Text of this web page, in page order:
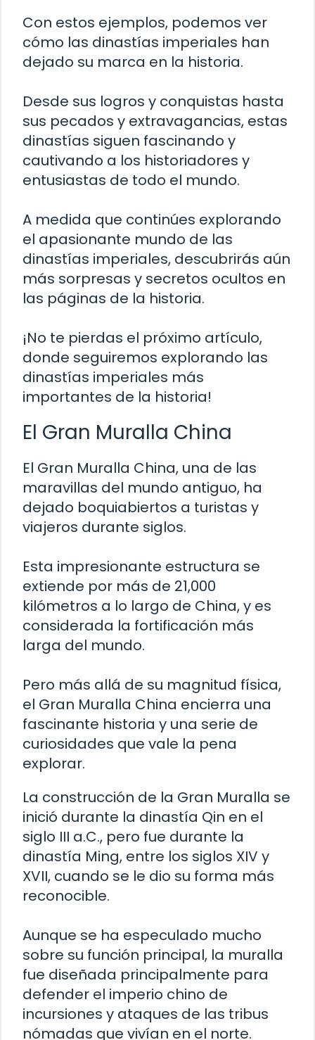
Con estos ejemplos, podemos ver
cómo las dinastías imperiales han
dejado su marca en la historia.
Desde sus logros y conquistas hasta
sus pecados y extravagancias, estas
dinastías siguen fascinando y
cautivando a los historiadores y
entusiastas de todo el mundo.
A medida que continúes explorando
el apasionante mundo de las
dinastías imperiales, descubrirás aún
más sorpresas y secretos ocultos en
las páginas de la historia.
¡No te pierdas el próximo artículo,
donde seguiremos explorando las
dinastías imperiales más
importantes de la historia!
El Gran Muralla China
El Gran Muralla China, una de las
maravillas del mundo antiguo, ha
dejado boquiabiertos a turistas y
viajeros durante siglos.
Esta impresionante estructura se
extiende por más de 21,000
kilómetros a lo largo de China, y es
considerada la fortificación más
larga del mundo.
Pero más allá de su magnitud física,
el Gran Muralla China encierra una
fascinante historia y una serie de
curiosidades que vale la pena
explorar.
La construcción de la Gran Muralla se
inició durante la dinastía Qin en el
siglo III a.C., pero fue durante la
dinastía Ming, entre los siglos XIV y
XVII, cuando se le dio su forma más
reconocible.
Aunque se ha especulado mucho
sobre su función principal, la muralla
fue diseñada principalmente para
defender el imperio chino de
incursiones y ataques de las tribus
nómadas que vivían en el norte.